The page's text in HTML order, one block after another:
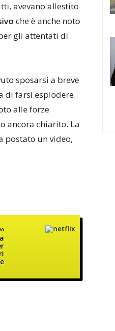
avevano allestito
che è anche noto
gli attentati di
sposarsi a breve
di farsi esplodere.
alle forze
ancora chiarito. La
postato un video,